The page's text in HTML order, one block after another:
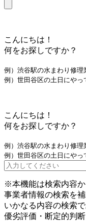
こんにちは！
何をお探しですか？
例）渋谷駅の水まわり修理
例）世田谷区の土日にやっ
こんにちは！
何をお探しですか？
例）渋谷駅の水まわり修理
例）世田谷区の土日にやっ
※本機能は検索内容か
事業者情報の検索を補
いかなる内容の検索
優劣評価・断定的判